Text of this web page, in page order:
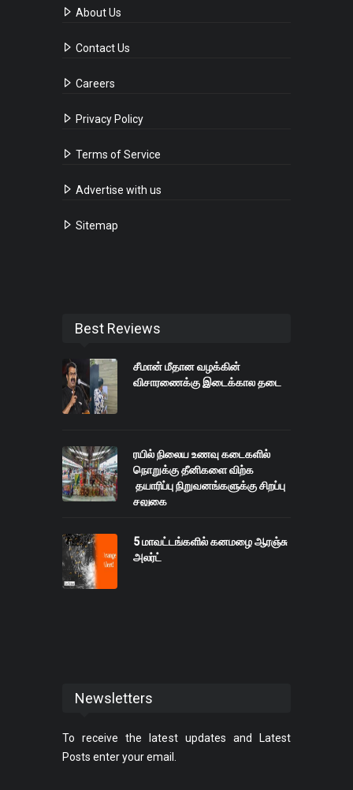
About Us
Contact Us
Careers
Privacy Policy
Terms of Service
Advertise with us
Sitemap
Best Reviews
சீமான் மீதான வழக்கின்
விசாரணைக்கு இடைக்கால தடை
ரயில் நிலைய உணவு கடைகளில்
நொறுக்கு தீனிகளை விற்க
தயாரிப்பு நிறுவனங்களுக்கு சிறப்பு
சலுகை
5 மாவட்டங்களில் கனமழை ஆரஞ்சு
அலர்ட்
Newsletters
To receive the latest updates and Latest
Posts enter your email.